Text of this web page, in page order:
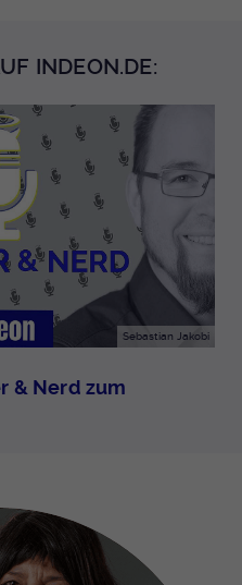
INDEON.DE:
Sebastian Jakobi
& Nerd zum